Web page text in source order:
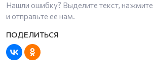
Нашли ошибку? Выделите текст, нажмите
и отправьте ее нам.